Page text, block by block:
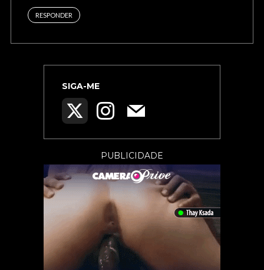
RESPONDER
SIGA-ME
PUBLICIDADE